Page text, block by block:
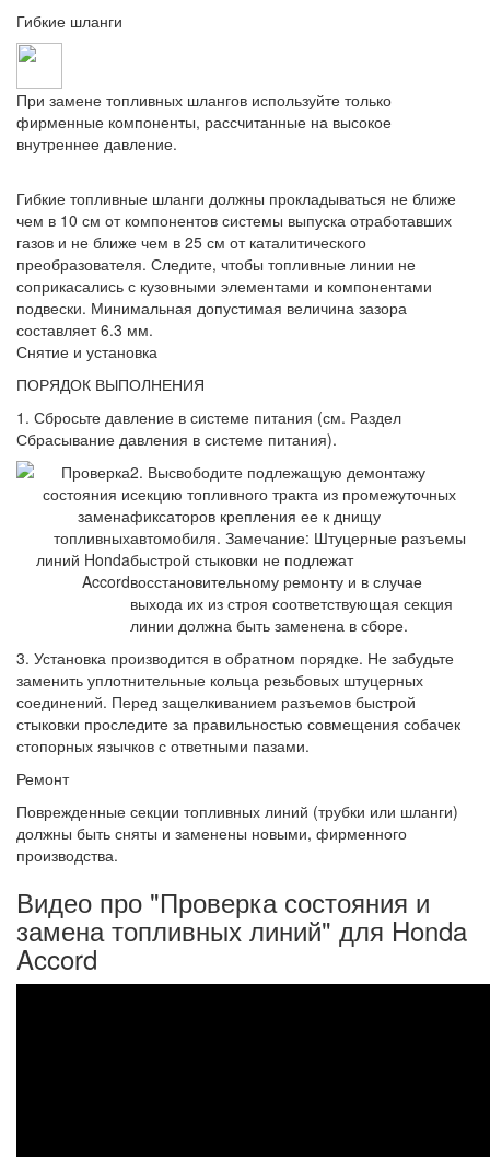
Гибкие шланги
При замене топливных шлангов используйте только
фирменные компоненты, рассчитанные на высокое
внутреннее давление.
Гибкие топливные шланги должны прокладываться не ближе
чем в 10 см от компонентов системы выпуска отработавших
газов и не ближе чем в 25 см от каталитического
преобразователя. Следите, чтобы топливные линии не
соприкасались с кузовными элементами и компонентами
подвески. Минимальная допустимая величина зазора
составляет 6.3 мм.
Снятие и установка
ПОРЯДОК ВЫПОЛНЕНИЯ
1. Сбросьте давление в системе питания (см. Раздел
Сбрасывание давления в системе питания).
2. Высвободите подлежащую демонтажу
секцию топливного тракта из промежуточных
фиксаторов крепления ее к днищу
автомобиля. Замечание: Штуцерные разъемы
быстрой стыковки не подлежат
восстановительному ремонту и в случае
выхода их из строя соответствующая секция
линии должна быть заменена в сборе.
3. Установка производится в обратном порядке. Не забудьте
заменить уплотнительные кольца резьбовых штуцерных
соединений. Перед защелкиванием разъемов быстрой
стыковки проследите за правильностью совмещения собачек
стопорных язычков с ответными пазами.
Ремонт
Поврежденные секции топливных линий (трубки или шланги)
должны быть сняты и заменены новыми, фирменного
производства.
Видео про "Проверка состояния и
замена топливных линий" для Honda
Accord